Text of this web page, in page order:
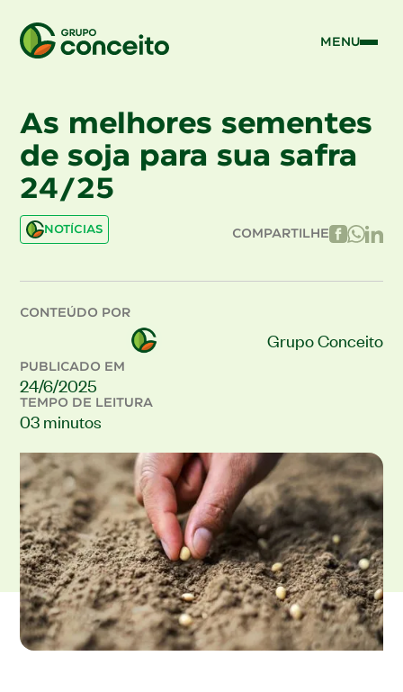
MENU
As melhores sementes
de soja para sua safra
24/25
NOTÍCIAS COMPARTILHE
CONTEÚDO POR
Grupo Conceito
PUBLICADO EM
24/6/2025
TEMPO DE LEITURA
03 minutos